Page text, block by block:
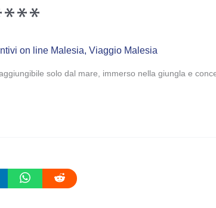
on line Malesia, Viaggio Malesia
solo dal mare, immerso nella giungla e